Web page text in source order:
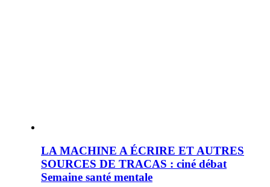
LA MACHINE A ÉCRIRE ET AUTRES
SOURCES DE TRACAS : ciné débat
Semaine santé mentale